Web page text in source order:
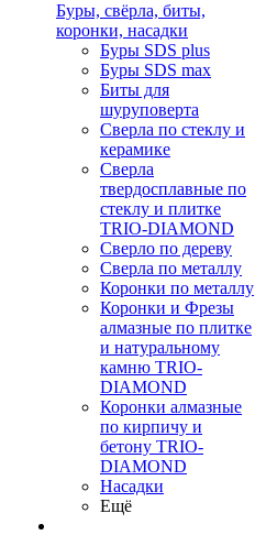
Буры, свёрла, биты,
коронки, насадки
Буры SDS plus
Буры SDS max
Биты для
шуруповерта
Сверла по стеклу и
керамике
Сверла
твердосплавные по
стеклу и плитке
TRIO-DIAMOND
Сверло по дереву
Сверла по металлу
Коронки по металлу
Коронки и Фрезы
алмазные по плитке
и натуральному
камню TRIO-
DIAMOND
Коронки алмазные
по кирпичу и
бетону TRIO-
DIAMOND
Насадки
Ещё